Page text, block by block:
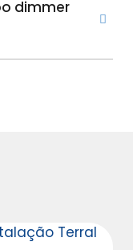
dimmer